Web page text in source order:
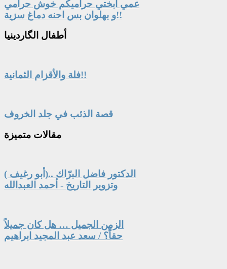
عمي أبختي حراميكم خوش حرامي
و بهلوان بس احنه دماغ سزية!!
أطفال الگاردينيا
فلة والأقزام الثمانية!!
قصة الذئب في جلد الخروف
مقالات متميزة
الدكتور فاضل البرّاك ..(أبو رغيف )
وتزوير التاريخ - أحمد العبدالله
الزمن الجميل … هل كان جميلاً
حقاً؟ / سعد عبد المجيد ابراهيم